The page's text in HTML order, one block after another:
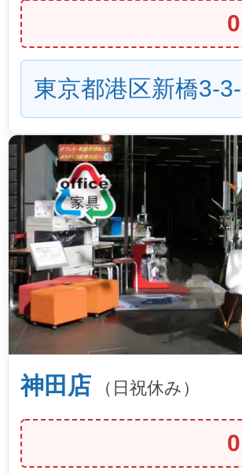
東京都港区新橋3-
神田店 （日祝休み）